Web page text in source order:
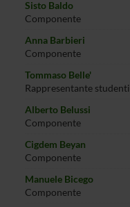
Sisto Baldo
Componente
Anna Barbieri
Componente
Tommaso Belle'
Rappresentante studenti
Alberto Belussi
Componente
Cigdem Beyan
Componente
Manuele Bicego
Componente